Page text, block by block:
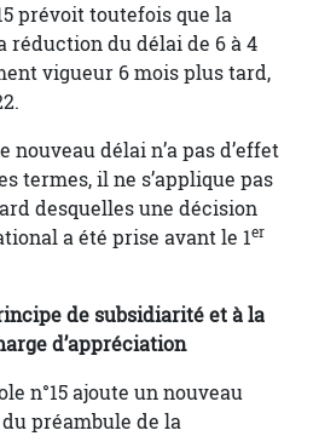
prévoit toutefois que la
réduction du délai de 6 à 4
vigueur 6 mois plus tard,
nouveau délai n’a pas d’effet
termes, il ne s’applique pas
desquelles une décision
a été prise avant le 1er
de subsidiarité et à la
d’appréciation
n°15 ajoute un nouveau
préambule de la